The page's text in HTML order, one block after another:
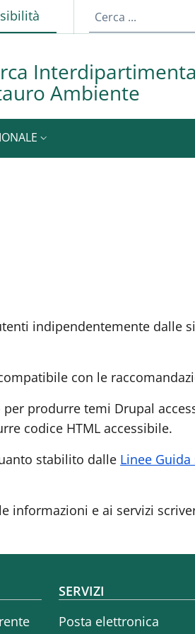
Ambiente
indipendentemente dalle
con le
produrre temi Drupal
codice HTML accessibile.
stabilito dalle Linee
informazioni e ai servizi
SERVIZI
Posta elettronica